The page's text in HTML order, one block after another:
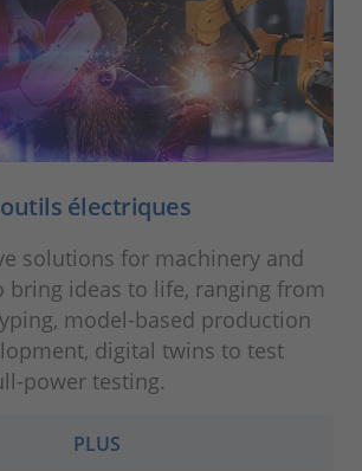
électriques
solutions for machinery and
bring ideas to life, ranging from
model-based production
digital twins to test
power testing.
PLUS